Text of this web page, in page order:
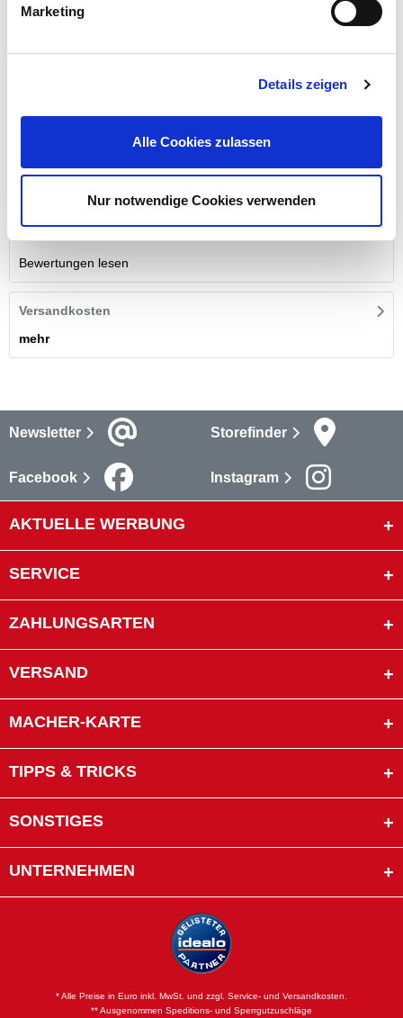
Marketing
Details zeigen
Alle Cookies zulassen
Nur notwendige Cookies verwenden
Hohlkammerplatten. Es verhindert das Eindringen von Insekten
in den Hohlkammern.
mehr
Bewertungen lesen
Versandkosten
mehr
Newsletter Storefinder
Facebook Instagram
AKTUELLE WERBUNG
SERVICE
ZAHLUNGSARTEN
VERSAND
MACHER-KARTE
TIPPS & TRICKS
SONSTIGES
UNTERNEHMEN
* Alle Preise in Euro inkl. MwSt. und zzgl. Service- und Versandkosten.
** Ausgenommen Speditions- und Sperrgutzuschläge